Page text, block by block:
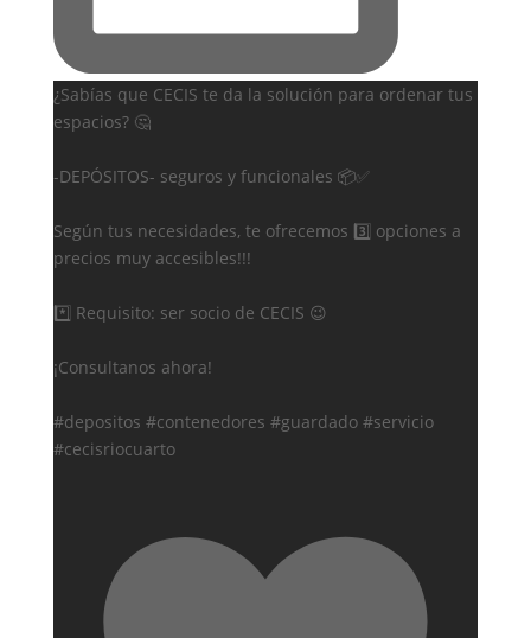
¿Sabías que CECIS te da la solución para ordenar tus
espacios? 🤔
-DEPÓSITOS- seguros y funcionales 📦✅
Según tus necesidades, te ofrecemos 3️⃣ opciones a
precios muy accesibles!!!
*️⃣ Requisito: ser socio de CECIS 😉
¡Consultanos ahora!
#depositos #contenedores #guardado #servicio
#cecisriocuarto